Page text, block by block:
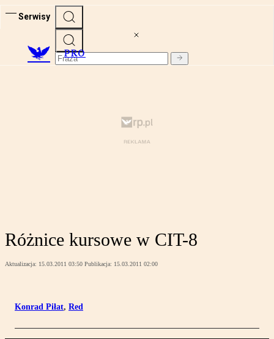
Serwisy
PRO
Różnice kursowe w CIT-8
Aktualizacja: 15.03.2011 03:50 Publikacja: 15.03.2011 02:00
Konrad Piłat, Red